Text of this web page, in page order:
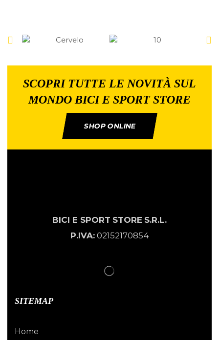
SCOPRI TUTTE LE NOVITÀ SUL
MONDO BICI E SPORT STORE
SHOP ONLINE
BICI E SPORT STORE S.R.L.
P.IVA:02152170854
SITEMAP
Home